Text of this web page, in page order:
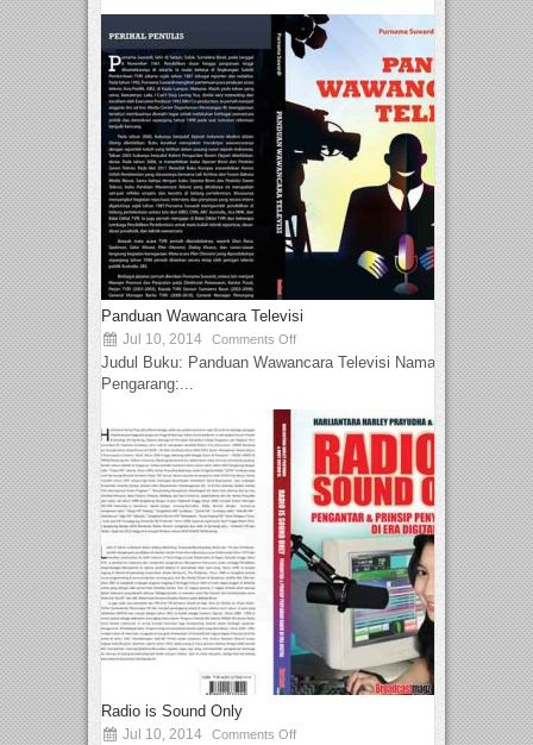
Panduan Wawancara Televisi
Jul 10, 2014 Comments Off
Judul Buku: Panduan Wawancara Televisi Nama
Pengarang:...
Radio is Sound Only
Jul 10, 2014 Comments Off